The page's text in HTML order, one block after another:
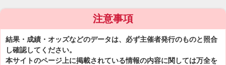
注意事項
結果・成績・オッズなどのデータは、必ず主催者発行のものと照合
し確認してください。
本サイトのページ上に掲載されている情報の内容に関しては万全を